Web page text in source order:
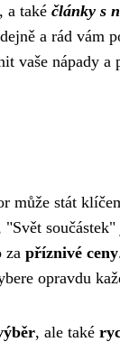
a také články s
a rád vám
vaše nápady a
může stát
za příznivé ceny
opravdu
, ale také